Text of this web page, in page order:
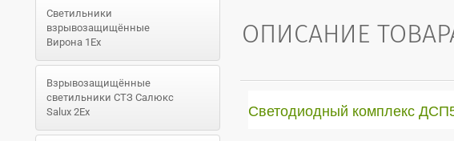
Светильники
взрывозащищённые
Вирона 1Ex
Взрывозащищённые
светильники СТЗ Салюкс
Salux 2Ex
ОПИСАНИЕ
Светодиодный комплекс